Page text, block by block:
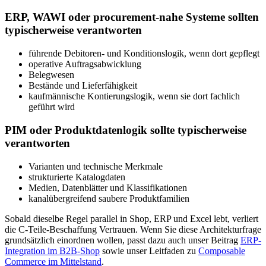
ERP, WAWI oder procurement-nahe Systeme sollten
typischerweise verantworten
führende Debitoren- und Konditionslogik, wenn dort gepflegt
operative Auftragsabwicklung
Belegwesen
Bestände und Lieferfähigkeit
kaufmännische Kontierungslogik, wenn sie dort fachlich
geführt wird
PIM oder Produktdatenlogik sollte typischerweise
verantworten
Varianten und technische Merkmale
strukturierte Katalogdaten
Medien, Datenblätter und Klassifikationen
kanalübergreifend saubere Produktfamilien
Sobald dieselbe Regel parallel in Shop, ERP und Excel lebt, verliert
die C-Teile-Beschaffung Vertrauen. Wenn Sie diese Architekturfrage
grundsätzlich einordnen wollen, passt dazu auch unser Beitrag ERP-
Integration im B2B-Shop sowie unser Leitfaden zu Composable
Commerce im Mittelstand.